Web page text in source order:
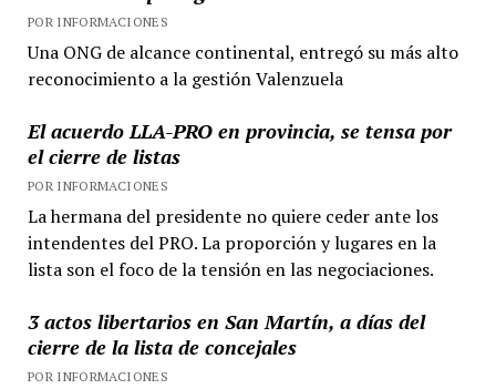
POR INFORMACIONES
Una ONG de alcance continental, entregó su más alto
reconocimiento a la gestión Valenzuela
El acuerdo LLA-PRO en provincia, se tensa por
el cierre de listas
POR INFORMACIONES
La hermana del presidente no quiere ceder ante los
intendentes del PRO. La proporción y lugares en la
lista son el foco de la tensión en las negociaciones.
3 actos libertarios en San Martín, a días del
cierre de la lista de concejales
POR INFORMACIONES